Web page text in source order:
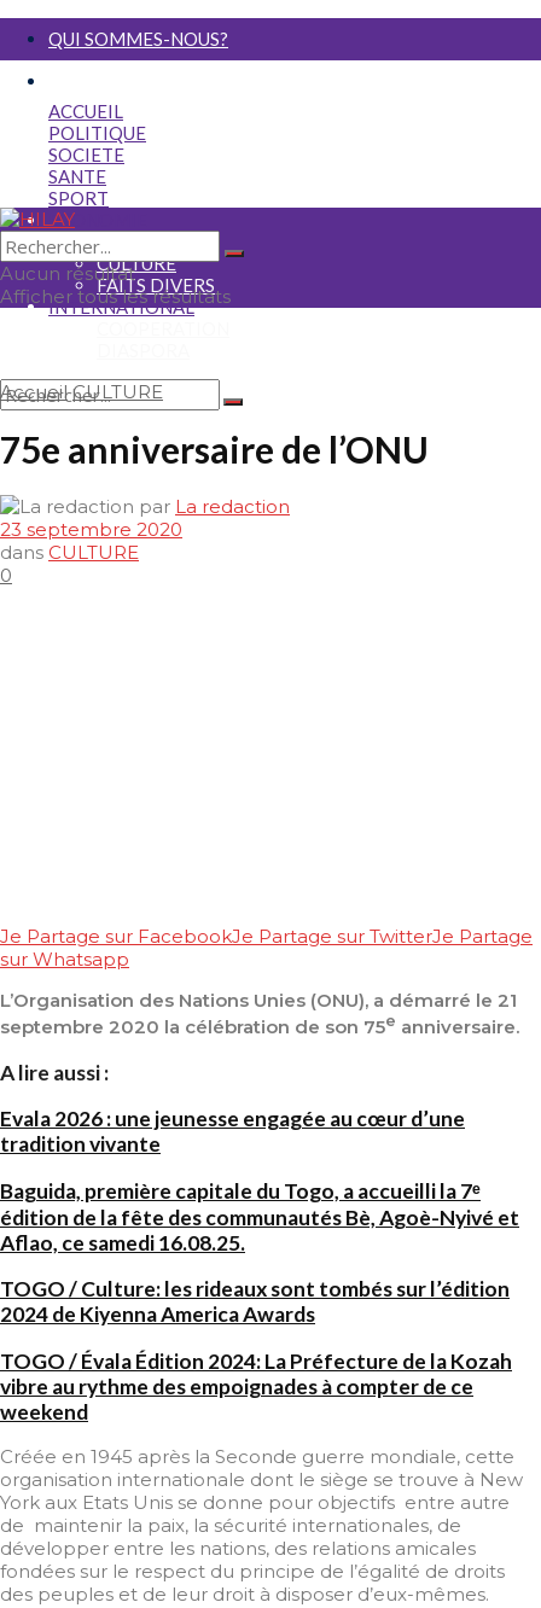
QUI SOMMES-NOUS?
ACCUEIL
POLITIQUE
SOCIETE
SANTE
SPORT
ECONOMIE
MEDIA
CULTURE
FAITS DIVERS
INTERNATIONAL
Afficher tous les résultats
Aucun résultat
Afficher tous les résultats
Accueil CULTURE
75e anniversaire de l’ONU
par La redaction
23 septembre 2020
dans CULTURE
0
Je Partage sur FacebookJe Partage sur TwitterJe Partage
sur Whatsapp
L’Organisation des Nations Unies (ONU), a démarré le 21
septembre 2020 la célébration de son 75e anniversaire.
A lire aussi :
Evala 2026 : une jeunesse engagée au cœur d’une
tradition vivante
Baguida, première capitale du Togo, a accueilli la 7ᵉ
édition de la fête des communautés Bè, Agoè-Nyivé et
Aflao, ce samedi 16.08.25.
TOGO / Culture: les rideaux sont tombés sur l’édition
2024 de Kiyenna America Awards
TOGO / Évala Édition 2024: La Préfecture de la Kozah
vibre au rythme des empoignades à compter de ce
weekend
Créée en 1945 après la Seconde guerre mondiale, cette
organisation internationale dont le siège se trouve à New
York aux Etats Unis se donne pour objectifs entre autre
de maintenir la paix, la sécurité internationales, de
développer entre les nations, des relations amicales
fondées sur le respect du principe de l’égalité de droits
des peuples et de leur droit à disposer d’eux-mêmes.